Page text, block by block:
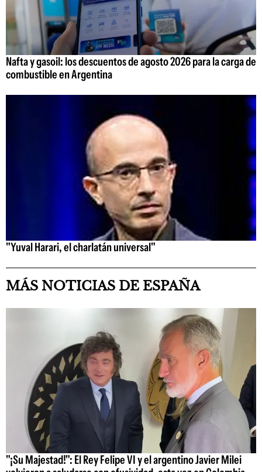
Nafta y gasoil: los descuentos de agosto 2026 para la carga de
combustible en Argentina
"Yuval Harari, el charlatán universal"
MÁS NOTICIAS DE ESPAÑA
"¡Su Majestad!": El Rey Felipe VI y el argentino Javier Milei